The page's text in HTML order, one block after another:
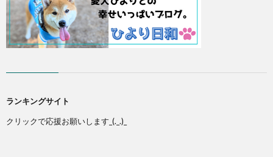
ランキングサイト
クリックで応援お願いします_(._.)_